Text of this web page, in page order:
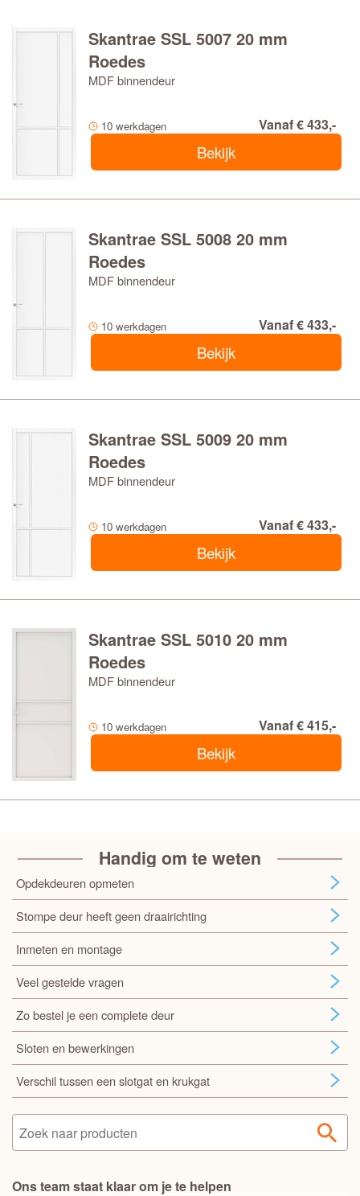
Skantrae SSL 5007 20 mm
Roedes
MDF binnendeur
10 werkdagen Vanaf € 433,-
Bekijk
Skantrae SSL 5008 20 mm
Roedes
MDF binnendeur
10 werkdagen Vanaf € 433,-
Bekijk
Skantrae SSL 5009 20 mm
Roedes
MDF binnendeur
10 werkdagen Vanaf € 433,-
Bekijk
Skantrae SSL 5010 20 mm
Roedes
MDF binnendeur
10 werkdagen Vanaf € 415,-
Bekijk
Handig om te weten
Opdekdeuren opmeten
Stompe deur heeft geen draairichting
Inmeten en montage
Veel gestelde vragen
Zo bestel je een complete deur
Sloten en bewerkingen
Verschil tussen een slotgat en krukgat
Ons team staat klaar om je te helpen